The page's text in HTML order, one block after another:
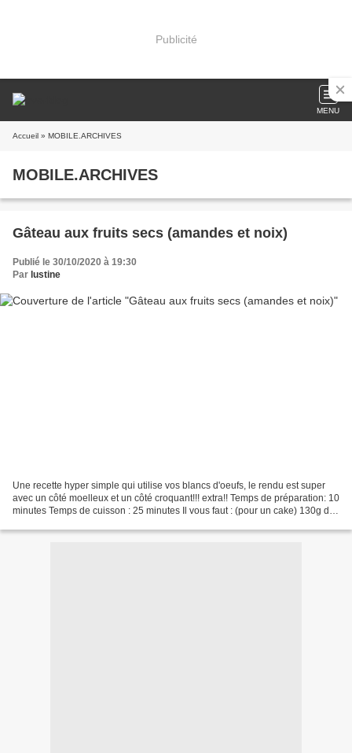
Publicité
MENU
Accueil » MOBILE.ARCHIVES
MOBILE.ARCHIVES
Gâteau aux fruits secs (amandes et noix)
Publié le 30/10/2020 à 19:30
Par lustine
Une recette hyper simple qui utilise vos blancs d'oeufs, le rendu est super
avec un côté moelleux et un côté croquant!!! extra!! Temps de préparation: 10
minutes Temps de cuisson : 25 minutes Il vous faut : (pour un cake) 130g de